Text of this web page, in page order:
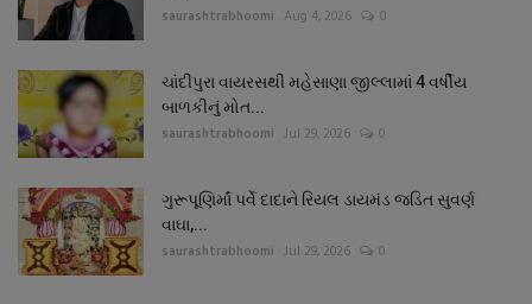
saurashtrabhoomi Aug 4, 2026 0
ચાંદીપુરા વાયરસથી મહેસાણા જીલ્લામાં 4 વર્ષીય
બાળકીનું મોત...
saurashtrabhoomi Jul 29, 2026 0
ગુરૂપૂણિર્માં પર્વે દાદાને રિયલ ડાયમંડ જડિત સુવર્ણ
વાઘા,...
saurashtrabhoomi Jul 29, 2026 0